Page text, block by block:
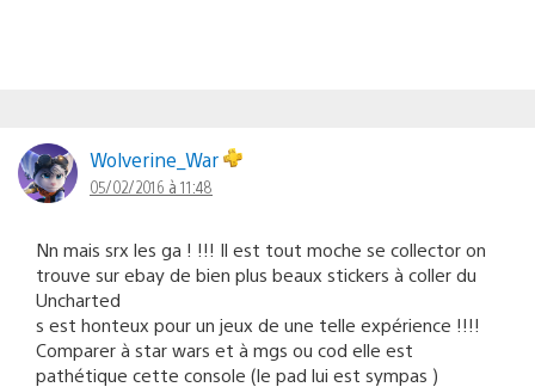
Wolverine_War
05/02/2016 à 11:48
Nn mais srx les ga ! !!! Il est tout moche se collector on
trouve sur ebay de bien plus beaux stickers à coller du
Uncharted
s est honteux pour un jeux de une telle expérience !!!!
Comparer à star wars et à mgs ou cod elle est
pathétique cette console (le pad lui est sympas )